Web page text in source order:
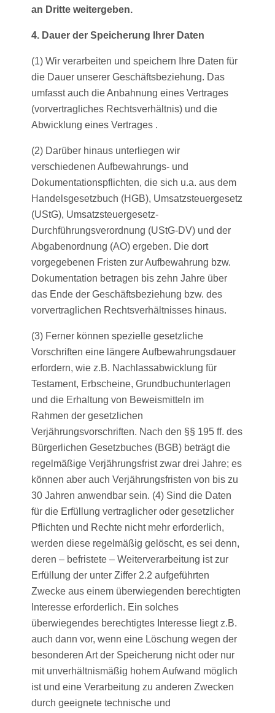
an Dritte weitergeben.
4. Dauer der Speicherung Ihrer Daten
(1) Wir verarbeiten und speichern Ihre Daten für
die Dauer unserer Geschäftsbeziehung. Das
umfasst auch die Anbahnung eines Vertrages
(vorvertragliches Rechtsverhältnis) und die
Abwicklung eines Vertrages .
(2) Darüber hinaus unterliegen wir
verschiedenen Aufbewahrungs- und
Dokumentationspflichten, die sich u.a. aus dem
Handelsgesetzbuch (HGB), Umsatzsteuergesetz
(UStG), Umsatzsteuergesetz-
Durchführungsverordnung (UStG-DV) und der
Abgabenordnung (AO) ergeben. Die dort
vorgegebenen Fristen zur Aufbewahrung bzw.
Dokumentation betragen bis zehn Jahre über
das Ende der Geschäftsbeziehung bzw. des
vorvertraglichen Rechtsverhältnisses hinaus.
(3) Ferner können spezielle gesetzliche
Vorschriften eine längere Aufbewahrungsdauer
erfordern, wie z.B. Nachlassabwicklung für
Testament, Erbscheine, Grundbuchunterlagen
und die Erhaltung von Beweismitteln im
Rahmen der gesetzlichen
Verjährungsvorschriften. Nach den §§ 195 ff. des
Bürgerlichen Gesetzbuches (BGB) beträgt die
regelmäßige Verjährungsfrist zwar drei Jahre; es
können aber auch Verjährungsfristen von bis zu
30 Jahren anwendbar sein. (4) Sind die Daten
für die Erfüllung vertraglicher oder gesetzlicher
Pflichten und Rechte nicht mehr erforderlich,
werden diese regelmäßig gelöscht, es sei denn,
deren – befristete – Weiterverarbeitung ist zur
Erfüllung der unter Ziffer 2.2 aufgeführten
Zwecke aus einem überwiegenden berechtigten
Interesse erforderlich. Ein solches
überwiegendes berechtigtes Interesse liegt z.B.
auch dann vor, wenn eine Löschung wegen der
besonderen Art der Speicherung nicht oder nur
mit unverhältnismäßig hohem Aufwand möglich
ist und eine Verarbeitung zu anderen Zwecken
durch geeignete technische und